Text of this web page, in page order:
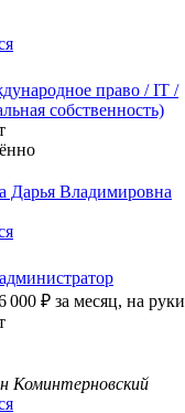
право / IT /
собственность)
Дарья Владимировна
000 ₽ за месяц, на руки
Коминтерновский